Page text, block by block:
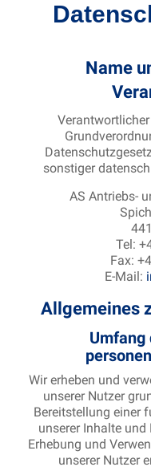
Name
sonstiger
AS Antriebs-
Tel:
Fax:
E-Mail:
Allgemeines
Umfang
Wir erheben und
unserer Nutzer
Bereitstellung einer
unserer Inhalte
Erhebung und
unserer Nutzer